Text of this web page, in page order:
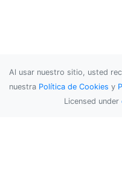
Al usar nuestro sitio, usted
nuestra Política de Cookies y
Licensed under